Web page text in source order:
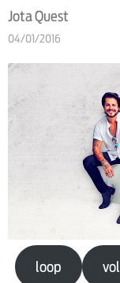
Jota Quest
04/01/2016
loop